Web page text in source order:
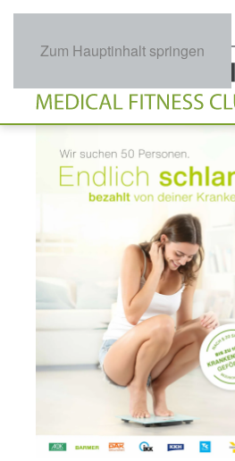
Zum Hauptinhalt springen